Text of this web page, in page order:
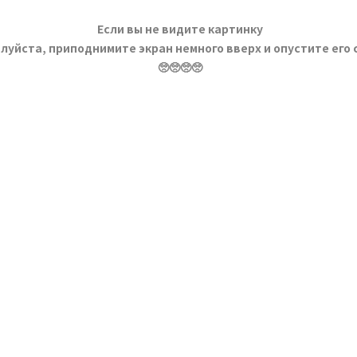
Если вы не видите картинку
приподнимите экран немного вверх и опустите его
🥺🥺🥺🥺